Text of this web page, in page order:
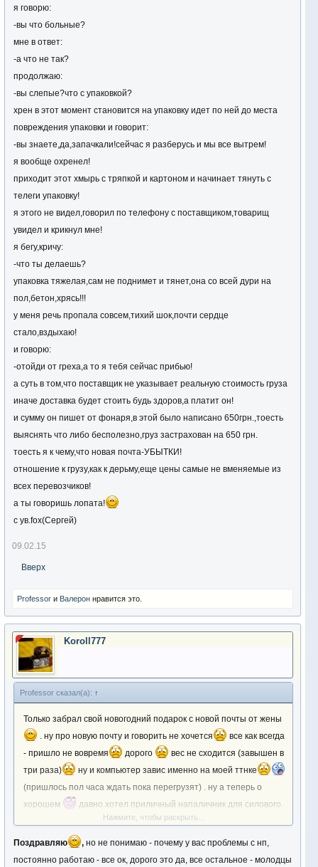
я говорю:
-вы что больные?
мне в ответ:
-а что не так?
продолжаю:
-вы слепые?что с упаковкой?
хрен в этот момент становится на упаковку идет по ней до места
повреждения упаковки и говорит:
-вы знаете,да,запачкали!сейчас я разберусь и мы все вытрем!
я вообще охренел!
приходит этот хмырь с тряпкой и картоном и начинает тянуть с
телеги упаковку!
я этого не видел,говорил по телефону с поставщиком,товарищ
увидел и крикнул мне!
я бегу,кричу:
-что ты делаешь?
упаковка тяжелая,сам не поднимет и тянет,она со всей дури на
пол,бетон,хрясь!!!
у меня речь пропала совсем,тихий шок,почти сердце
стало,вздыхаю!
и говорю:
-отойди от греха,а то я тебя сейчас прибью!
а суть в том,что поставщик не указывает реальную стоимость груза
иначе доставка будет стоить будь здоров,а платит он!
и сумму он пишет от фонаря,в этой было написано 650грн.,тоесть
выяснять что либо бесполезно,груз застрахован на 650 грн.
тоесть я к чему,что новая почта-УБЫТКИ!
отношение к грузу,как к дерьму,еще цены самые не вменяемые из
всех перевозчиков!
а ты говоришь лопата!
с ув.fox(Сергей)
09.02.15
Вверх
Professor и Валерон нравится это.
Koroll777
Professor сказал(а): ↑
Только забрал свой новогодний подарок с новой почты от жены
. ну про новую почту и говорить не хочется
все как всегда
- пришло не вовремя
дорого
вес не сходится (завышен в
три раза)
ну и компьютер завис именно на моей ттнке
(пришлось пол часа ждать пока перегрузят) . ну а теперь о
хорошем
давно хотел приличный напаличник для силового
заброса и вот получилПосмотреть вложение 99095
Посмотреть вложение 99096ну и фонарик , который
приглянулся мне в отчете одного из форумчан (который
Нажмите, чтобы раскрыть...
Поздравляю , но не понимаю - почему у вас проблемы с нп,
постоянно работаю - все ок, дорого это да, все остальное - молодцы